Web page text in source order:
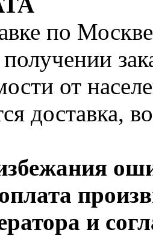
по
от
доставка,
и